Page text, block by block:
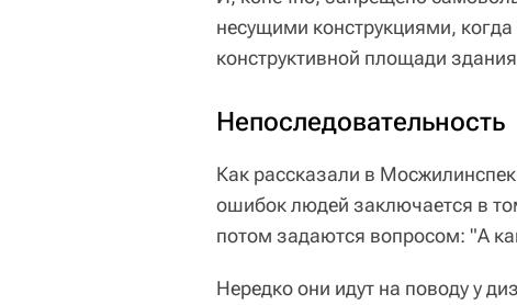
несущими конструкциями,
конструктивной площади
Непоследовательность
Как рассказали в
ошибок людей заключается в
потом задаются вопросом: "А
Нередко они идут на поводу у